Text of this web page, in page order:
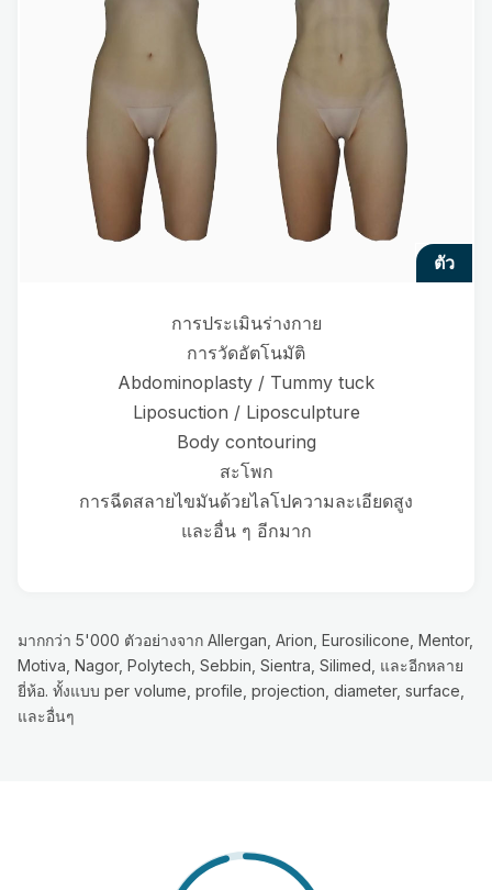
ตัว
การประเมินร่างกาย
การวัดอัตโนมัติ
Abdominoplasty / Tummy tuck
Liposuction / Liposculpture
Body contouring
สะโพก
การฉีดสลายไขมันด้วยไลโปความละเอียดสูง
และอื่น ๆ อีกมาก
มากกว่า 5'000 ตัวอย่างจาก Allergan, Arion, Eurosilicone, Mentor,
Motiva, Nagor, Polytech, Sebbin, Sientra, Silimed, และอีกหลาย
ยี่ห้อ. ทั้งแบบ per volume, profile, projection, diameter, surface,
และอื่นๆ